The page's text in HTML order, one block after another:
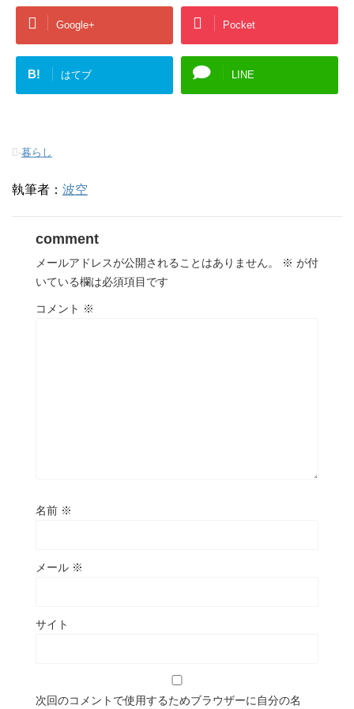
Google+ Pocket
B! はてブ LINE
-暮らし
執筆者： 波空
comment
メールアドレスが公開されることはありません。 ※ が付
いている欄は必須項目です
コメント ※
名前 ※
メール ※
サイト
次回のコメントで使用するためブラウザーに自分の名